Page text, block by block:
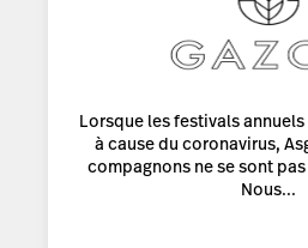
Lorsque les festivals
à cause du coronavirus,
compagnons ne se sont
Nous...